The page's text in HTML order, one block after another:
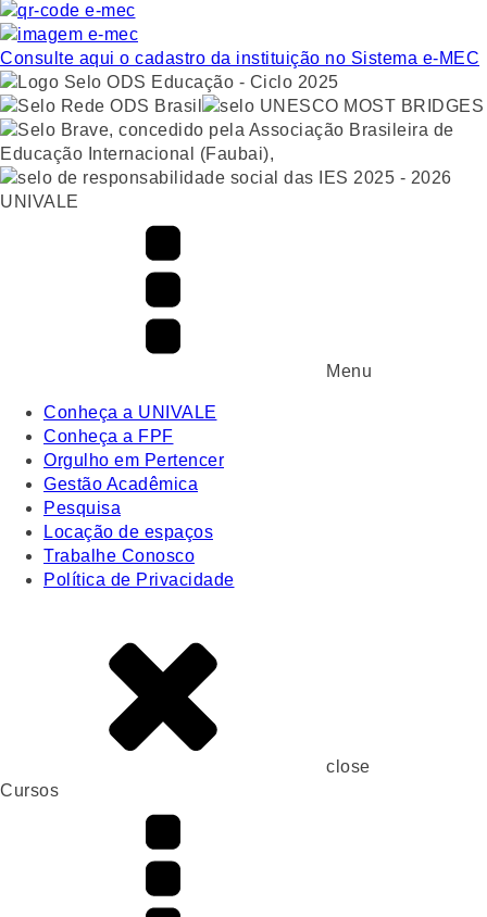
Consulte aqui o cadastro da instituição no Sistema e-MEC
UNIVALE
Menu
Conheça a UNIVALE
Conheça a FPF
Orgulho em Pertencer
Gestão Acadêmica
Pesquisa
Locação de espaços
Trabalhe Conosco
Política de Privacidade
close
Cursos